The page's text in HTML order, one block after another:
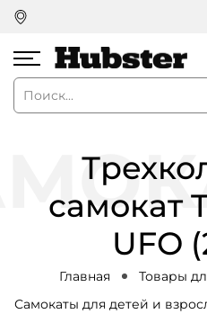
самокат
UFO
Главная
Товары
Самокаты для детей и